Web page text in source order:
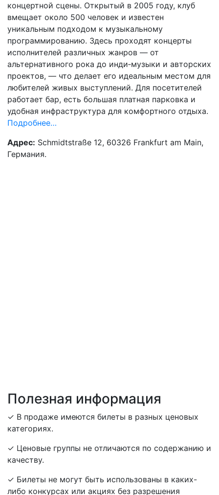
концертной сцены. Открытый в 2005 году, клуб
вмещает около 500 человек и известен
уникальным подходом к музыкальному
программированию. Здесь проходят концерты
исполнителей различных жанров — от
альтернативного рока до инди‑музыки и авторских
проектов, — что делает его идеальным местом для
любителей живых выступлений. Для посетителей
работает бар, есть большая платная парковка и
удобная инфраструктура для комфортного отдыха.
Подробнее…
Адрес: Schmidtstraße 12, 60326 Frankfurt am Main,
Германия.
Полезная информация
✓ В продаже имеются билеты в разных ценовых
категориях.
✓ Ценовые группы не отличаются по содержанию и
качеству.
✓ Билеты не могут быть использованы в каких-
либо конкурсах или акциях без разрешения